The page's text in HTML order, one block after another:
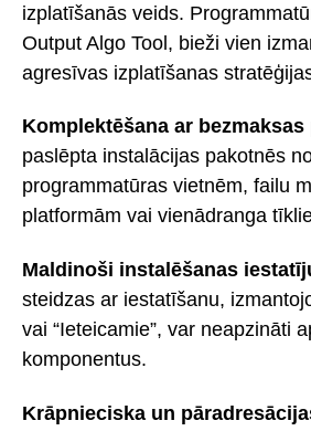
izplatīšanās veids.
Output Algo Tool, bieži vien
agresīvas izplatīšanas
Komplektēšana ar
paslēpta instalācijas pakotnēs
programmatūras vietnēm, failu
platformām vai vienādranga
Maldinoši instalēšanas
steidzas ar iestatīšanu,
vai “Ieteicamie”, var neapzināti
komponentus.
Krāpnieciska un